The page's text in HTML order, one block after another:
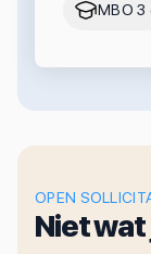
MBO 3
OPEN
Niet